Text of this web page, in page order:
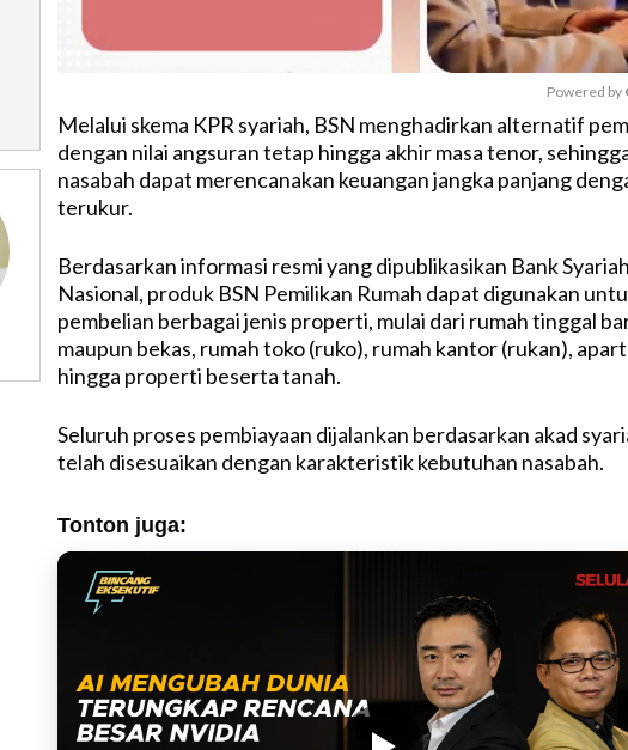
M
u
e
Powered by
Melalui skema KPR syariah, BSN menghadirkan alternatif
dengan nilai angsuran tetap hingga akhir masa tenor,
nasabah dapat merencanakan keuangan jangka panjang
terukur.
Berdasarkan informasi resmi yang dipublikasikan Bank Syariah
Nasional, produk BSN Pemilikan Rumah dapat digunakan
pembelian berbagai jenis properti, mulai dari rumah tinggal
maupun bekas, rumah toko (ruko), rumah kantor (rukan),
hingga properti beserta tanah.
Seluruh proses pembiayaan dijalankan berdasarkan akad
telah disesuaikan dengan karakteristik kebutuhan nasabah.
Tonton juga: